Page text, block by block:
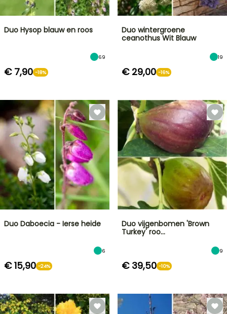
Duo Hysop blauw en roos
69
€ 7,90 -18%
Duo wintergroene
ceanothus Wit Blauw
19
€ 29,00 -16%
Duo Daboecia - Ierse heide
6
€ 15,90 -24%
Duo vijgenbomen 'Brown
Turkey' roo…
9
€ 39,50 -10%